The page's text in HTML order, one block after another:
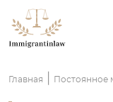
Главная Постоянное